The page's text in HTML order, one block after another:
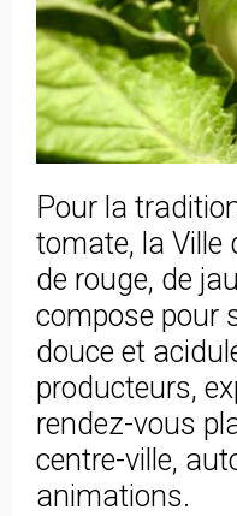
Pour la
tomate, la Ville
de rouge, de
compose pour
douce et
producteurs,
rendez-vous
centre-ville,
animations.